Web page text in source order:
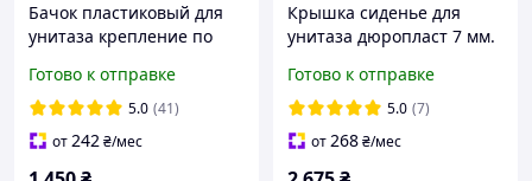
Бачок пластиковый для
унитаза крепление по
Двухрежимный слив.
Готово к отправке
5.0 (41)
от242₴/мес
Крышка сиденье для
унитаза дюропласт 7 мм.
/ Крышки на унитаз из
дюропласта
Готово к отправке
5.0 (7)
от268₴/мес